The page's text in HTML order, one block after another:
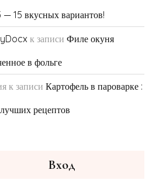
— 15 вкусных вариантов!
к записи Филе окуня
в фольге
к записи Картофель в пароварке :
рецептов
Вход